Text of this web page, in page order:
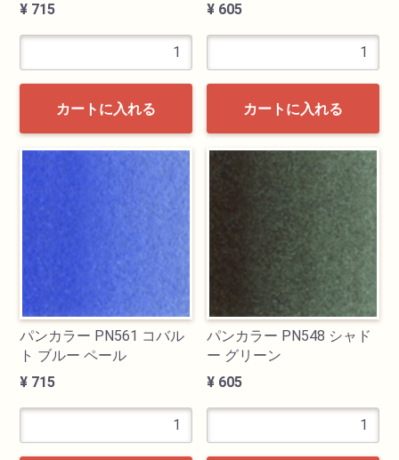
¥ 715
カートに入れる
¥ 605
カートに入れる
パンカラー PN561 コバル
ト ブルー ペール
¥ 715
パンカラー PN548 シャド
ー グリーン
¥ 605